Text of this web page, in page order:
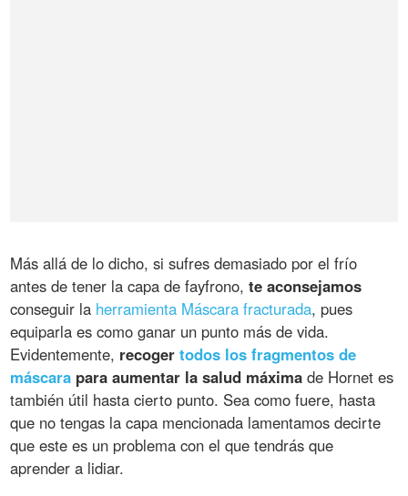
Más allá de lo dicho, si sufres demasiado por el frío
antes de tener la capa de fayfrono,te aconsejamos
conseguir la herramienta Máscara fracturada, pues
equiparla es como ganar un punto más de vida.
Evidentemente, recogertodos los fragmentos de
máscara para aumentar la salud máxima de Hornet es
también útil hasta cierto punto. Sea como fuere, hasta
que no tengas la capa mencionada lamentamos decirte
que este es un problema con el que tendrás que
aprender a lidiar.